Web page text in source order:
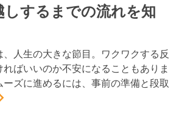
しするまでの流れを知
人生の大きな節目。ワクワクする反
ばいいのか不安になることもありま
ズに進めるには、事前の準備と段取